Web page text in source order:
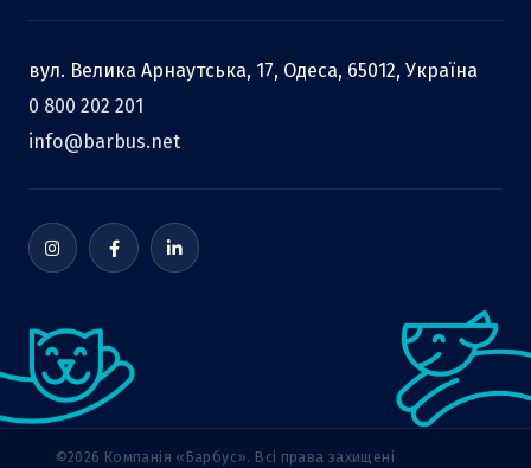
вул. Велика Арнаутська, 17, Одеса, 65012, Україна
0 800 202 201
info@barbus.net
©2026 Компанія «Барбус». Всі права захищені